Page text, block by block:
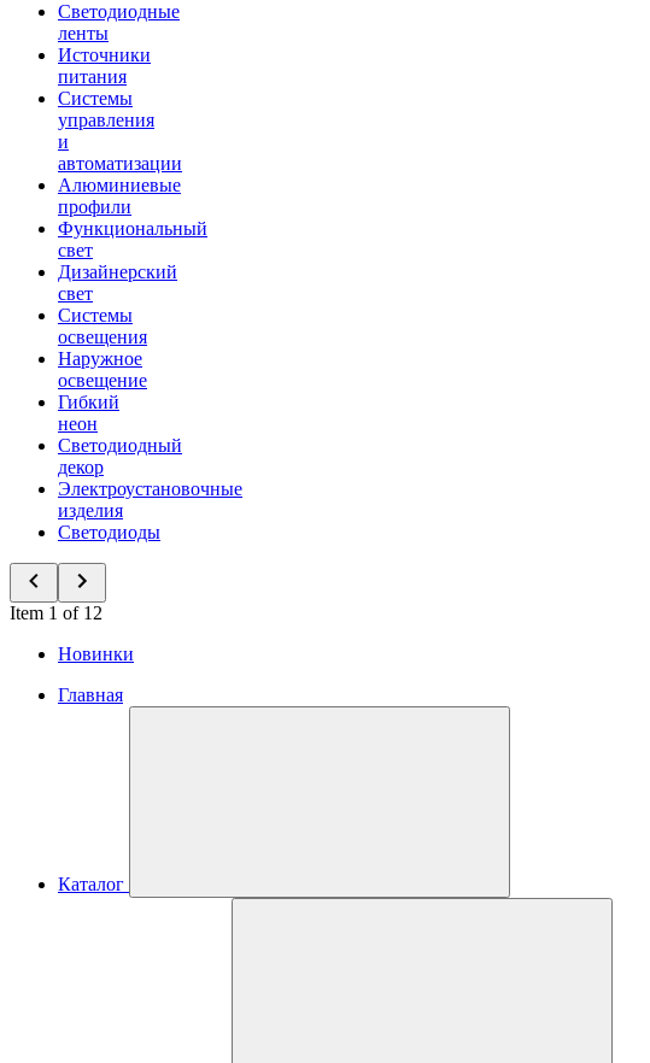
Светодиодные
ленты
Источники
питания
Системы
управления
и
автоматизации
Алюминиевые
профили
Функциональный
свет
Дизайнерский
свет
Системы
освещения
Наружное
освещение
Гибкий
неон
Светодиодный
декор
Электроустановочные
изделия
Светодиоды
Item 1 of 12
Новинки
Главная
Каталог